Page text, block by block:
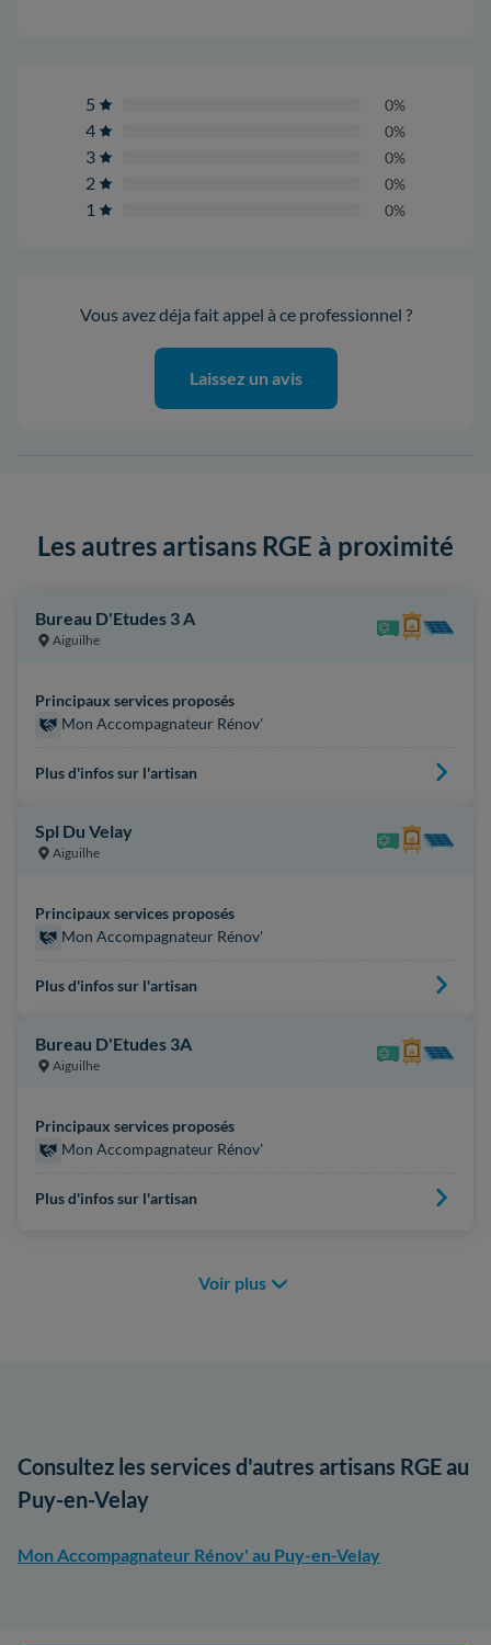
5 0%
4 0%
3 0%
2 0%
1 0%
Vous avez déja fait appel à ce professionnel ?
Laissez un avis
Les autres artisans RGE à proximité
Bureau D'Etudes 3 A
Aiguilhe
Principaux services proposés
Mon Accompagnateur Rénov'
Plus d'infos sur l'artisan
Spl Du Velay
Aiguilhe
Principaux services proposés
Mon Accompagnateur Rénov'
Plus d'infos sur l'artisan
Bureau D'Etudes 3A
Aiguilhe
Principaux services proposés
Mon Accompagnateur Rénov'
Plus d'infos sur l'artisan
Voir plus
Consultez les services d'autres artisans RGE au
Puy-en-Velay
Mon Accompagnateur Rénov' au Puy-en-Velay